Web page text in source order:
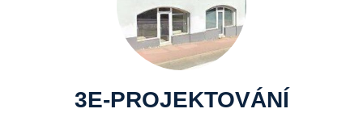
3E-PROJEKTOVÁNÍ